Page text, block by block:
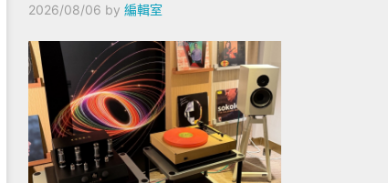
2026/08/06 by 編輯室